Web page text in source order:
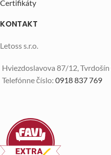
Certifikáty
KONTAKT
Letoss s.r.o.
Hviezdoslavova 87/12,
Telefónne číslo: 0918 837 769